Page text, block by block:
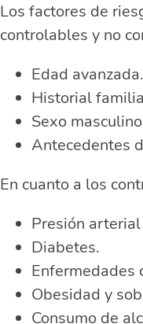
Los factores de
controlables y no
Edad avanzada.
Historial
Sexo
Antecedentes
En cuanto a los
Presión
Diabetes.
Enfermedades
Obesidad y
Consumo de